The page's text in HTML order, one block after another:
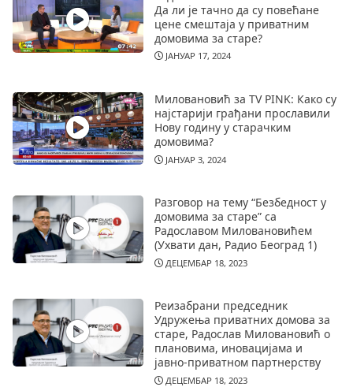
Да ли је тачно да су повећане
цене смештаја у приватним
домовима за старе?
ЈАНУАР 17, 2024
Миловановић за TV PINK: Како су
најстарији грађани прославили
Нову годину у старачким
домовима?
ЈАНУАР 3, 2024
Разговор на тему “Безбедност у
домовима за старе” са
Радославом Миловановићем
(Ухвати дан, Радио Београд 1)
ДЕЦЕМБАР 18, 2023
Реизабрани председник
Удружења приватних домова за
старе, Радослав Миловановић о
плановима, иновацијама и
јавно-приватном партнерству
ДЕЦЕМБАР 18, 2023